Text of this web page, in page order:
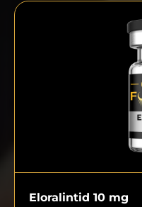
Eloralintid 10 mg